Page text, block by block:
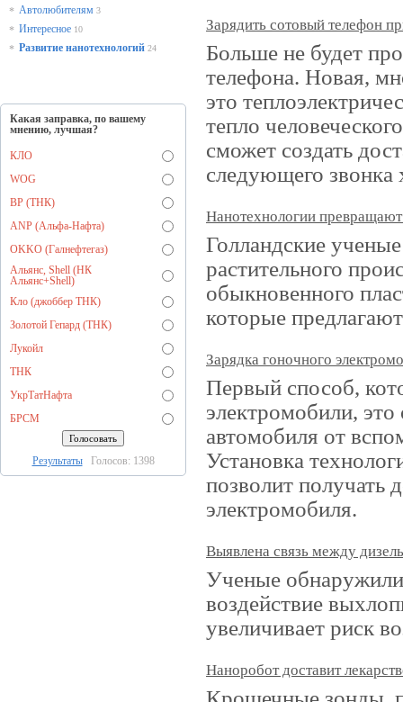
* Автолюбителям 3
* Интересное 10
* Развитие нанотехнологий 24
Какая заправка, по вашему
мнению, лучшая?
КЛО
WOG
BP (ТНК)
ANP (Альфа-Нафта)
OKKO (Галнефтегаз)
Альянс, Shell (НК
Альянс+Shell)
Кло (джоббер ТНК)
Золотой Гепард (ТНК)
Лукойл
ТНК
УкрТатНафта
БРСМ
РезультатыГолосов: 1398
Зарядить сотовый телефон
Больше не будет
телефона. Новая,
это
тепло
сможет создать
следующего звонка
Нанотехнологии
Голландские
растительного
обыкновенного
которые
Зарядка гоночного
Первый способ,
электромобили,
автомобиля от
Установка
позволит получать
электромобиля.
Выявлена связь между
Ученые обнаружили
воздействие
увеличивает риск
Наноробот доставит